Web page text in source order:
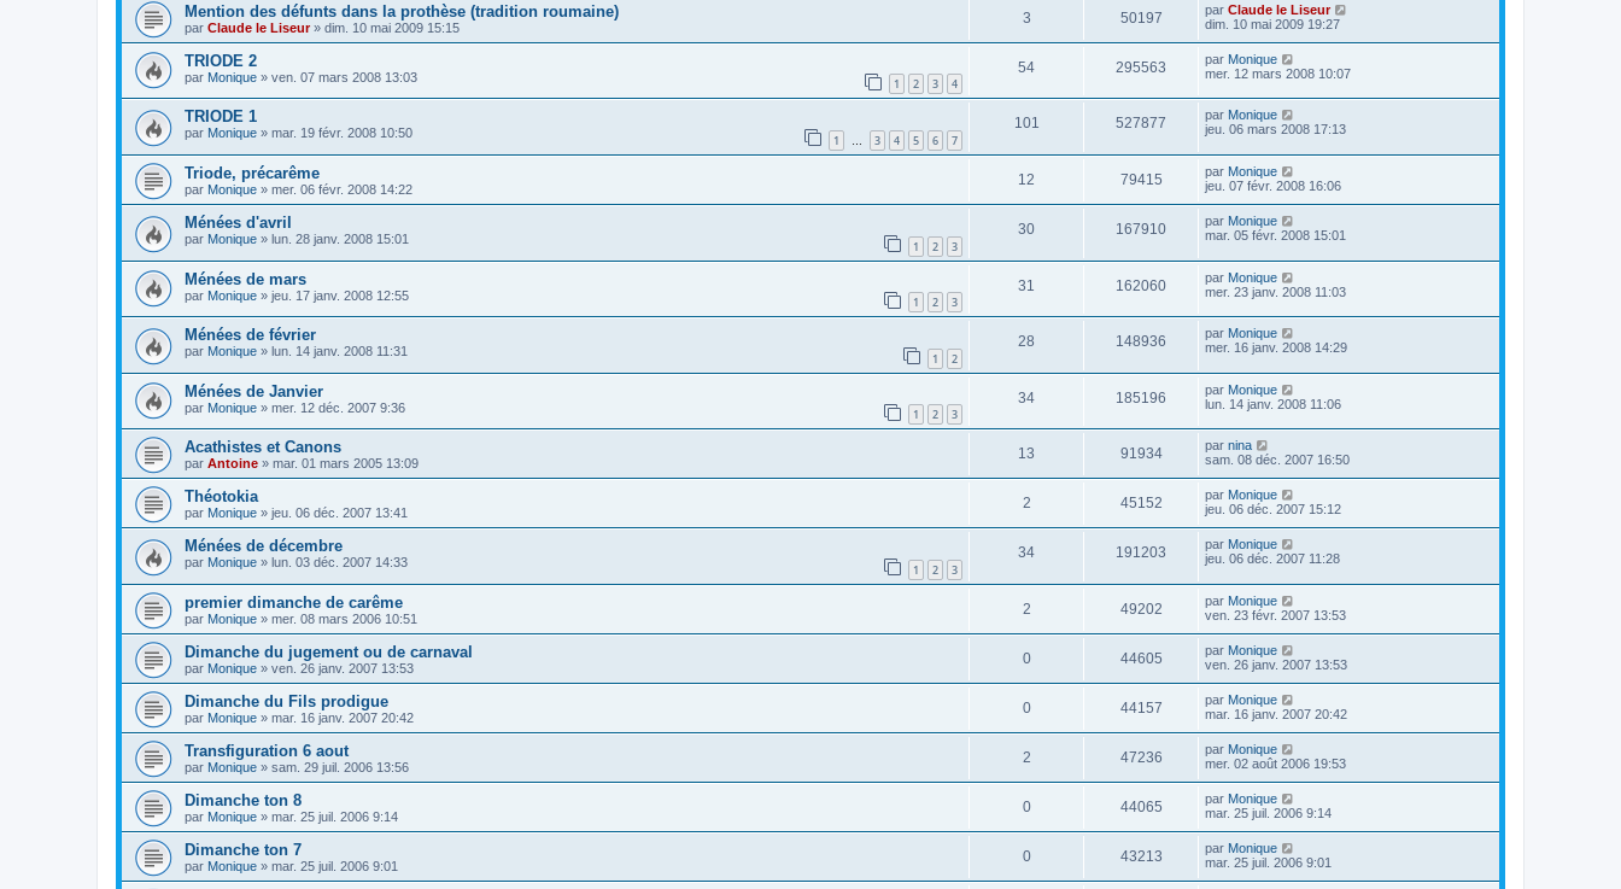
Mention des défunts dans la prothèse (tradition roumaine)
par Claude le Liseur» dim. 10 mai 2009 15:15
3 50197 par Claude le Liseur
dim. 10 mai 2009 19:27
TRIODE 2
par Monique » ven. 07 mars 2008 13:03 1 2 3 4
54 295563 par Monique
mer. 12 mars 2008 10:07
TRIODE 1
par Monique » mar. 19 févr. 2008 10:50 1 … 3 4 5 6 7
101 527877 par Monique
jeu. 06 mars 2008 17:13
Triode, précarême
par Monique » mer. 06 févr. 2008 14:22
12 79415 par Monique
jeu. 07 févr. 2008 16:06
Ménées d'avril
par Monique » lun. 28 janv. 2008 15:01 1 2 3
30 167910 par Monique
mar. 05 févr. 2008 15:01
Ménées de mars
par Monique » jeu. 17 janv. 2008 12:55 1 2 3
31 162060 par Monique
mer. 23 janv. 2008 11:03
Ménées de février
par Monique » lun. 14 janv. 2008 11:31 1 2
28 148936 par Monique
mer. 16 janv. 2008 14:29
Ménées de Janvier
par Monique » mer. 12 déc. 2007 9:36 1 2 3
34 185196 par Monique
lun. 14 janv. 2008 11:06
Acathistes et Canons
par Antoine » mar. 01 mars 2005 13:09
13 91934 par nina
sam. 08 déc. 2007 16:50
Théotokia
par Monique » jeu. 06 déc. 2007 13:41
2 45152 par Monique
jeu. 06 déc. 2007 15:12
Ménées de décembre
par Monique » lun. 03 déc. 2007 14:33 1 2 3
34 191203 par Monique
jeu. 06 déc. 2007 11:28
premier dimanche de carême
par Monique » mer. 08 mars 2006 10:51
2 49202 par Monique
ven. 23 févr. 2007 13:53
Dimanche du jugement ou de carnaval
par Monique » ven. 26 janv. 2007 13:53
0 44605 par Monique
ven. 26 janv. 2007 13:53
Dimanche du Fils prodigue
par Monique » mar. 16 janv. 2007 20:42
0 44157 par Monique
mar. 16 janv. 2007 20:42
Transfiguration 6 aout
par Monique » sam. 29 juil. 2006 13:56
2 47236 par Monique
mer. 02 août 2006 19:53
Dimanche ton 8
par Monique » mar. 25 juil. 2006 9:14
0 44065 par Monique
mar. 25 juil. 2006 9:14
Dimanche ton 7
par Monique » mar. 25 juil. 2006 9:01
0 43213 par Monique
mar. 25 juil. 2006 9:01